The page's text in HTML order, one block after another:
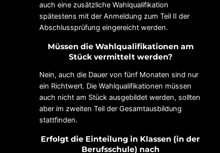
auch eine zusätzliche Wahlqualifikation
spätestens mit der Anmeldung zum Teil II der
Abschlussprüfung eingereicht werden.
Müssen die Wahlqualifikationen am
Stück vermittelt werden?
Nein, auch die Dauer von fünf Monaten sind nur
ein Richtwert. Die Wahlqualifikationen müssen
auch nicht am Stück ausgebildet werden, sollten
aber im zweiten Teil der Gesamtausbildung
stattfinden.
Erfolgt die Einteilung in Klassen (in der
Berufsschule) nach